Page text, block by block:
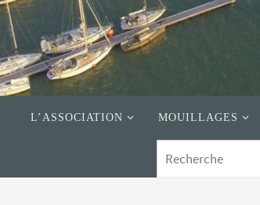
L’ASSOCIATION MOUILLAGES